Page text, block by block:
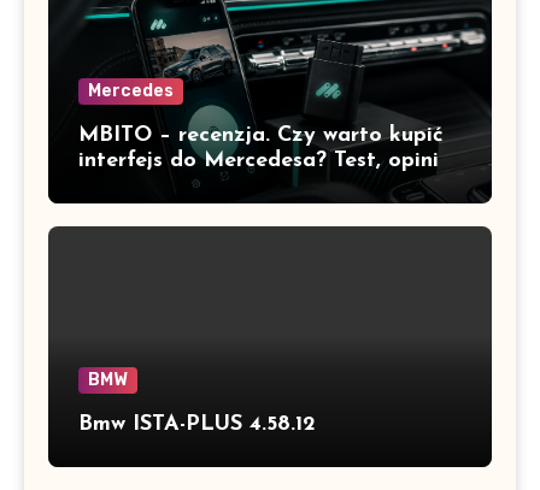
Mercedes
MBITO – recenzja. Czy warto kupić
interfejs do Mercedesa? Test, opinia
i możliwości kodowania
BMW
Bmw ISTA-PLUS 4.58.12